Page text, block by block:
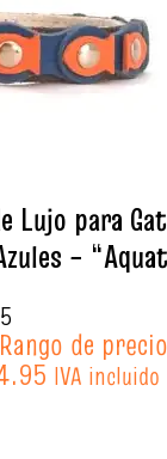
Lujo para
–
Rango de
IVA incluido